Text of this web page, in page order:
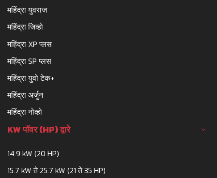
महिंद्रा युवराज
महिंद्रा जिव्हो
महिंद्रा XP प्लस
महिंद्रा SP प्लस
महिंद्रा युवो टेक+
महिंद्रा अर्जुन
महिंद्रा नोव्हो
KW पॉवर (HP) द्वारे
14.9 kW (20 HP)
15.7 kW ते 25.7 kW (21 ते 35 HP)